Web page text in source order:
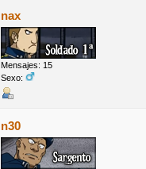
nax
Mensajes: 15
Sexo:
n30